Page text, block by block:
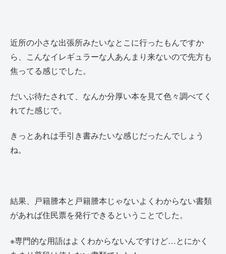
近所の小さな出張所みたいなとこに行ったもんですか
ら、こんなイレギュラーな人あんまり来ないので先方も
焦ってる感じでした。
だいぶ待たされて、なんか分厚い本を見て色々調べてく
れてた感じで。
きっとあれは手引き書みたいな感じだったんでしょう
ね。
結果、戸籍謄本と戸籍謄本じゃないよくわからない書類
があれば住民票を発行できるということでした。
※専門的な用語はよくわからないんですけど…とにかく